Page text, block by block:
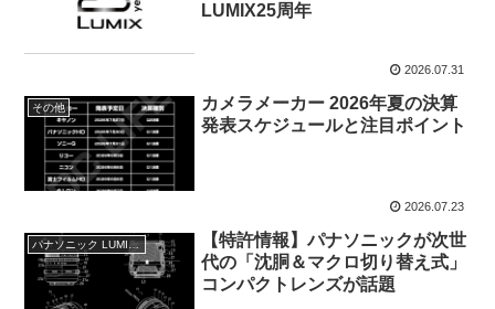
LUMIX25周年
2026.07.31
その他
カメラメーカー 2026年夏の決算
発表スケジュールと注目ポイント
2026.07.23
パナソニック LUMIX情報
【特許情報】パナソニックが次世
代の「沈胴＆マクロ切り替え式」
コンパクトレンズが話題